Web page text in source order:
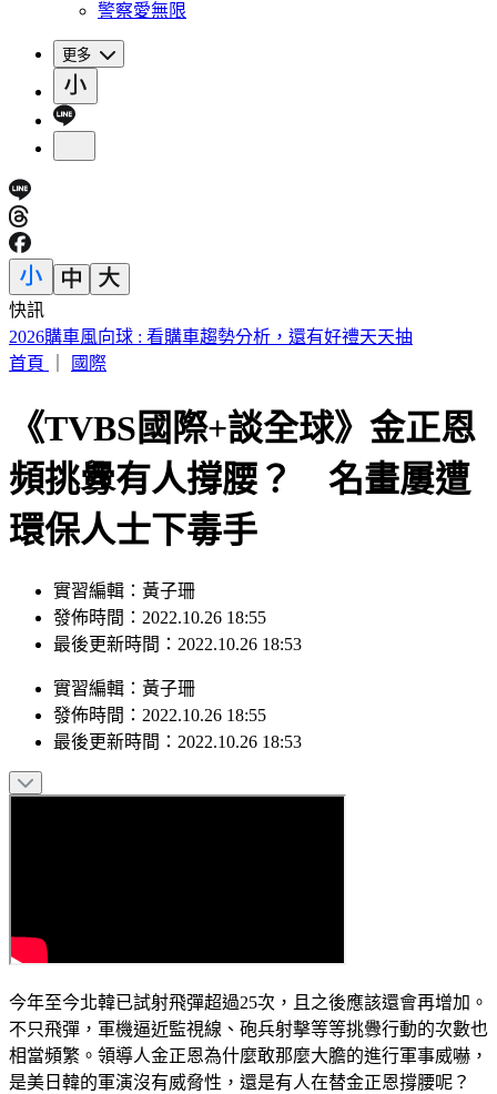
警察愛無限
更多
快訊
徐莉玲長子輕生 爆「豪門逼死徐子翔」內幕
首頁
國際
《TVBS國際+談全球》金正恩
頻挑釁有人撐腰？ 名畫屢遭
環保人士下毒手
實習編輯：黃子珊
發佈時間：2022.10.26 18:55
最後更新時間：2022.10.26 18:53
實習編輯 ： 黃子珊
發佈時間： 2022.10.26 18:55
最後更新時間： 2022.10.26 18:53
今年至今北韓已試射飛彈超過25次，且之後應該還會再增加。
不只飛彈，軍機逼近監視線、砲兵射擊等等挑釁行動的次數也
相當頻繁。領導人金正恩為什麼敢那麼大膽的進行軍事威嚇，
是美日韓的軍演沒有威脅性，還是有人在替金正恩撐腰呢？